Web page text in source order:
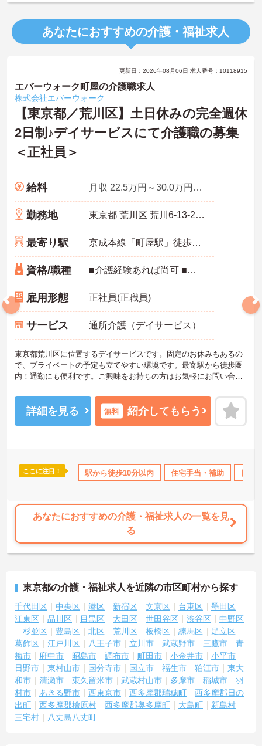
あなたにおすすめの介護・福祉求人
日勤のみ 資格取得サポート 研修制度あり 産休･育休･介
更新日：2026年08月06日 求人番号：10118915
エバーウォーク町屋の介護職求人
株式会社エバーウォーク
【東京都／荒川区】土日休みの完全週休
2日制♪デイサービスにて介護職の募集
＜正社員＞
給料 月収 22.5万円～30.0万円程度※諸手当込
勤務地 東京都 荒川区 荒川6-13-2 小林ビル1F
最寄り駅 京成本線「町屋駅」徒歩5分
資格/職種 ■介護経験あれば尚可 ■普通自動車運転免許
雇用形態 正社員(正職員)
サービス 通所介護（デイサービス）
東京都荒川区に位置するデイサービスです。固定のお休みもあるの
で、プライベートの予定も立てやすい環境です。最寄駅から徒歩圏
内！通勤にも便利です。ご興味をお持ちの方はお気軽にお問い合わ
詳細を見る 無料 紹介してもらう
ここに注目！ 駅から徒歩10分以内 住宅手当・補助 日勤
あなたにおすすめの介護・福祉求人の一覧を見
る
東京都の介護・福祉求人を近隣の市区町村から探す
千代田区 中央区 港区 新宿区 文京区 台東区
墨田区
江東区
品川区 目黒区 大田区 世田谷区 渋谷区
中野区
杉並区
豊島区 北区 荒川区 板橋区 練馬区
足立区
葛飾区
江戸川区 八王子市 立川市 武蔵野市 三鷹市
青
梅市
府中市 昭島市 調布市 町田市 小金井市
小平市
日野市
東村山市 国分寺市 国立市 福生市 狛江市
東大
和市
清瀬市 東久留米市 武蔵村山市 多摩市 稲城市
羽
村市
あきる野市 西東京市 西多摩郡瑞穂町
西多摩郡日の
出町
西多摩郡檜原村 西多摩郡奥多摩町 大島町
新島村
三宅村
八丈島八丈町